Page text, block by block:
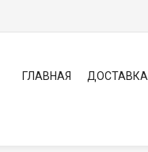
ГЛАВНАЯ ДОСТАВКА